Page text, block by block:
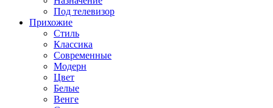
Под телевизор
Прихожие
Стиль
Классика
Современные
Модерн
Цвет
Белые
Венге